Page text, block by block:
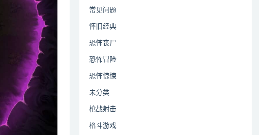
常见问题
怀旧经典
恐怖丧尸
恐怖冒险
恐怖惊悚
未分类
枪战射击
格斗游戏